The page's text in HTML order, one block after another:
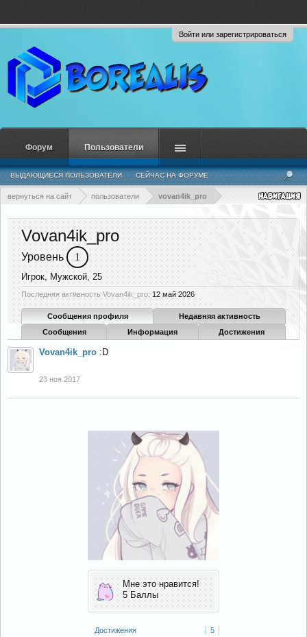
Войти или зарегистрироваться
вернуться на сайт пользователи vovan4ik_pro
Мне это нравится!
5 Баллы
Достижения 5
Vovan4ik_pro
Уровень 1
Игрок, Мужской, 25
Последняя активность Vovan4ik_pro: 12 май 2026
Сообщения профиля
Недавняя активность
Сообщения
Информация Достижения
Vovan4ik_pro :D
23 ноя 2017
Форум Пользователи
ВЫДАЮЩИЕСЯ ПОЛЬЗОВАТЕЛИ СЕЙЧАС НА ФОРУМЕ
НЕДАВНЯЯ АКТИВНОСТЬ НОВЫЕ СООБЩЕНИЯ ПРОФИЛЯ